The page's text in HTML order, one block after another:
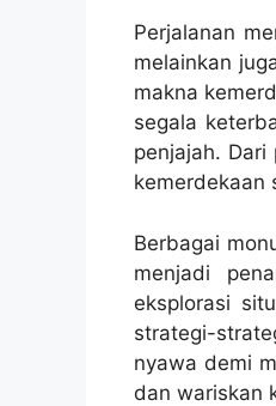
Perjalanan
melainkan
makna
segala
penjajah.
kemerdekaan
Berbagai
menjadi
eksplorasi
strategi-
nyawa demi
dan wariskan